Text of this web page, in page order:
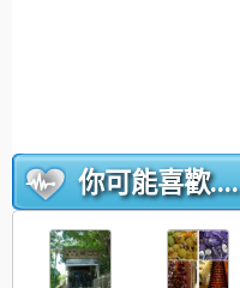
你可能喜歡....